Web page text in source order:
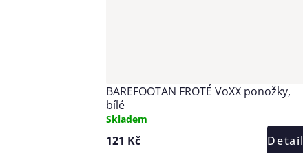
BAREFOOTAN FROTÉ VoXX ponožky,
bílé
Skladem
121 Kč Detail